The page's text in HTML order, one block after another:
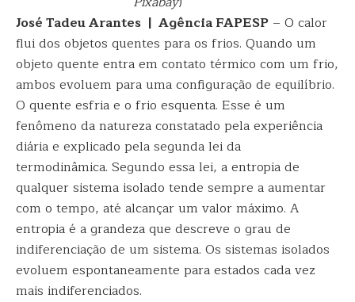
José Tadeu Arantes | Agência FAPESP – O calor
flui dos objetos quentes para os frios. Quando um
objeto quente entra em contato térmico com um frio,
ambos evoluem para uma configuração de equilíbrio.
O quente esfria e o frio esquenta. Esse é um
fenômeno da natureza constatado pela experiência
diária e explicado pela segunda lei da
termodinâmica. Segundo essa lei, a entropia de
qualquer sistema isolado tende sempre a aumentar
com o tempo, até alcançar um valor máximo. A
entropia é a grandeza que descreve o grau de
indiferenciação de um sistema. Os sistemas isolados
evoluem espontaneamente para estados cada vez
mais indiferenciados.